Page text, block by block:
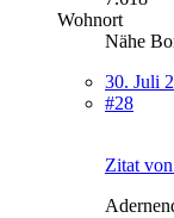
Wohnort
Nähe
30. Juli
#28
Zitat